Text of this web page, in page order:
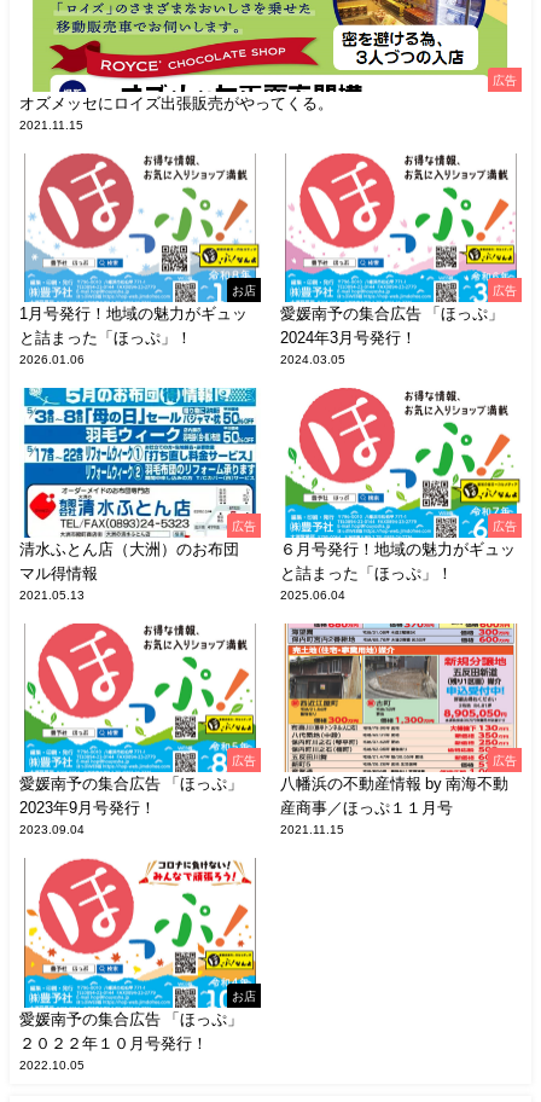
広告
オズメッセにロイズ出張販売がやってくる。
2021.11.15
お店
1月号発行！地域の魅力がギュッ
と詰まった「ほっぷ」！
2026.01.06
広告
愛媛南予の集合広告 「ほっぷ」
2024年3月号発行！
2024.03.05
広告
清水ふとん店（大洲）のお布団
マル得情報
2021.05.13
広告
６月号発行！地域の魅力がギュッ
と詰まった「ほっぷ」！
2025.06.04
広告
愛媛南予の集合広告 「ほっぷ」
2023年9月号発行！
2023.09.04
広告
八幡浜の不動産情報 by 南海不動
産商事／ほっぷ１１月号
2021.11.15
お店
愛媛南予の集合広告 「ほっぷ」
２０２２年１０月号発行！
2022.10.05